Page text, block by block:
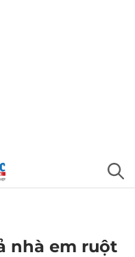
nhà em ruột